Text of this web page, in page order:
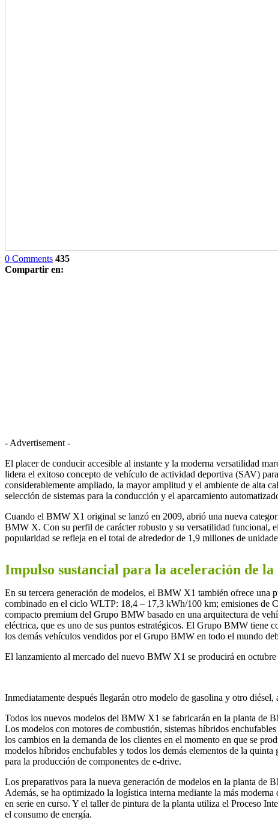
0 Comments 435
Compartir en:
- Advertisement -
El placer de conducir accesible al instante y la moderna versatilidad
lidera el exitoso concepto de vehículo de actividad deportiva (SAV)
considerablemente ampliado, la mayor amplitud y el ambiente de alta
selección de sistemas para la conducción y el aparcamiento
Cuando el BMW X1 original se lanzó en 2009, abrió una nueva
BMW X. Con su perfil de carácter robusto y su versatilidad funcional,
popularidad se refleja en el total de alrededor de 1,9 millones de
Impulso sustancial para la aceleración de
En su tercera generación de modelos, el BMW X1 también ofrece
combinado en el ciclo WLTP: 18,4 – 17,3 kWh/100 km; emisiones de
compacto premium del Grupo BMW basado en una arquitectura de
eléctrica, que es uno de sus puntos estratégicos. El Grupo BMW tiene
los demás vehículos vendidos por el Grupo BMW en todo el mundo
El lanzamiento al mercado del nuevo BMW X1 se producirá en
Inmediatamente después llegarán otro modelo de gasolina y otro
Todos los nuevos modelos del BMW X1 se fabricarán en la planta de
Los modelos con motores de combustión, sistemas híbridos
los cambios en la demanda de los clientes en el momento en que se
modelos híbridos enchufables y todos los demás elementos de la
para la producción de componentes de e-drive.
Los preparativos para la nueva generación de modelos en la planta de
Además, se ha optimizado la logística interna mediante la más
en serie en curso. Y el taller de pintura de la planta utiliza el Proceso
el consumo de energía.